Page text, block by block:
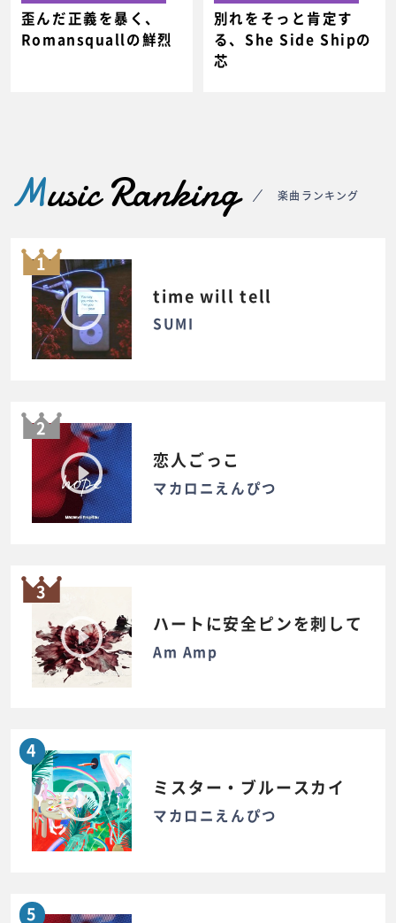
歪んだ正義を暴く、
Romansquallの鮮烈
別れをそっと肯定す
る、She Side Shipの
芯
Music Ranking 楽曲ランキング
1
time will tell
SUMI
2
恋人ごっこ
マカロニえんぴつ
3
ハートに安全ピンを刺して
Am Amp
4
ミスター・ブルースカイ
マカロニえんぴつ
5